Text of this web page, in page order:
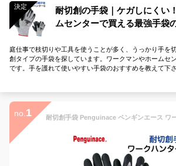
決定
耐切創の手袋｜ケガしにくい
ムセンターで買える最強手袋
庭仕事で枝切りや工具を使うことが多く、うっかり手を
創タイプの手袋を探しています。ワークマンやホームセ
です。手を護れて使いやすい手袋のおすすめを教えて下さ
no. 1